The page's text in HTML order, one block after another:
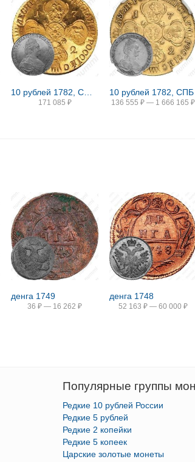
171 085 ₽
10 рублей 1782, СПБ
136 555 ₽ — 1 666 165 ₽
денга 1749
36 ₽ — 16 262 ₽
денга 1748
52 163 ₽ — 60 000 ₽
Популярные группы
Редкие 10 рублей России
Редкие 5 рублей
Редкие 2 копейки
Редкие 5 копеек
Царские золотые монеты